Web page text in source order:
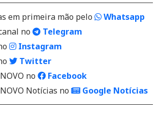
em primeira mão pelo
Whatsapp
no
Telegram
Instagram
Twitter
no
Facebook
Notícias no
Google Notícias